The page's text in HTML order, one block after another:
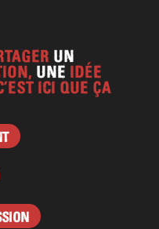
UN
UNE IDÉE
ICI QUE ÇA